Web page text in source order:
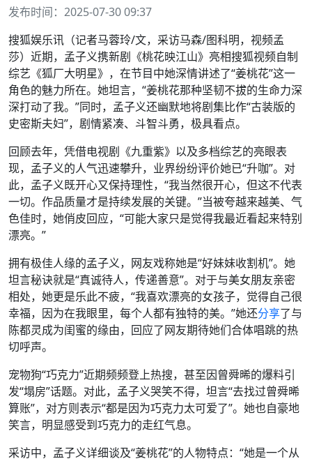
发布时间：2025-07-30 09:37
搜狐娱乐讯（记者马蓉玲/文，采访马森/图科明，视频孟
莎）近期，孟子义携新剧《桃花映江山》亮相搜狐视频自制
综艺《狐厂大明星》，在节目中她深情讲述了“姜桃花”这一
角色的魅力所在。她坦言，“姜桃花那种坚韧不拔的生命力深
深打动了我。”同时，孟子义还幽默地将剧集比作“古装版的
史密斯夫妇”，剧情紧凑、斗智斗勇，极具看点。
回顾去年，凭借电视剧《九重紫》以及多档综艺的亮眼表
现，孟子义的人气迅速攀升，业界纷纷评价她已“升咖”。对
此，孟子义既开心又保持理性，“我当然很开心，但这不代表
一切。作品质量才是持续发展的关键。”当被夸越来越美、气
色佳时，她俏皮回应，“可能大家只是觉得我最近看起来特别
漂亮。”
拥有极佳人缘的孟子义，网友戏称她是“好妹妹收割机”。她
坦言秘诀就是“真诚待人，传递善意”。对于与美女朋友亲密
相处，她更是乐此不疲，“我喜欢漂亮的女孩子，觉得自己很
幸福，因为在我眼里，每个人都有独特的美。”她还分享了与
陈都灵成为闺蜜的缘由，回应了网友期待她们合体唱跳的热
切呼声。
宠物狗“巧克力”近期频频登上热搜，甚至因曾舜晞的爆料引
发“塌房”话题。对此，孟子义哭笑不得，坦言“去找过曾舜晞
算账”，对方则表示“都是因为巧克力太可爱了”。她也自豪地
笑言，明显感受到巧克力的走红气息。
采访中，孟子义详细谈及“姜桃花”的人物特点：“她是一个从